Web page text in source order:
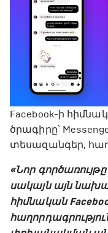
Facebook-ի
ծրագիրը՝
տեսազանգեր,
«Նոր
սակայն այն
հիմնական